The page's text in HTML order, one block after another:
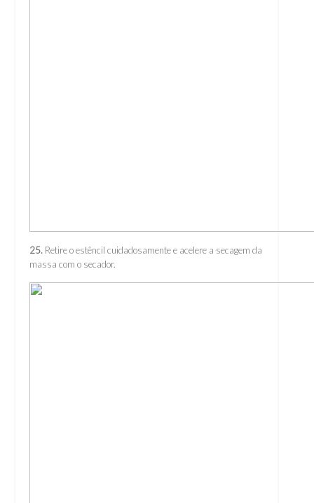
25. Retire o estêncil cuidadosamente e acelere a secagem da
massa com o secador.